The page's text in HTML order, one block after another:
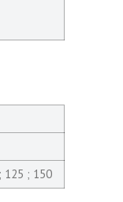
125 ; 150